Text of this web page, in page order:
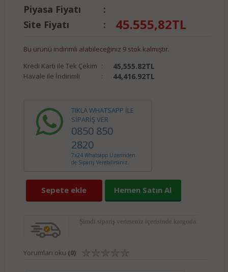
Piyasa Fiyatı
:
Site Fiyatı
: 45.555,82TL
Bu ürünü indirimli alabileceğiniz 9 stok kalmıştır.
Kredi Kartı ile Tek Çekim : 45,555.82TL
Havale ile İndirimli : 44,416.92TL
TIKLA WHATSAPP İLE
SİPARİŞ VER
0850 850
2820
7x24 Whatsapp Üzerinden
de Sipariş Verebilirsiniz.
Sepete ekle Hemen Satın Al
Şimdi sipariş verirseniz içerisinde kargoda.
Yorumları oku (0)